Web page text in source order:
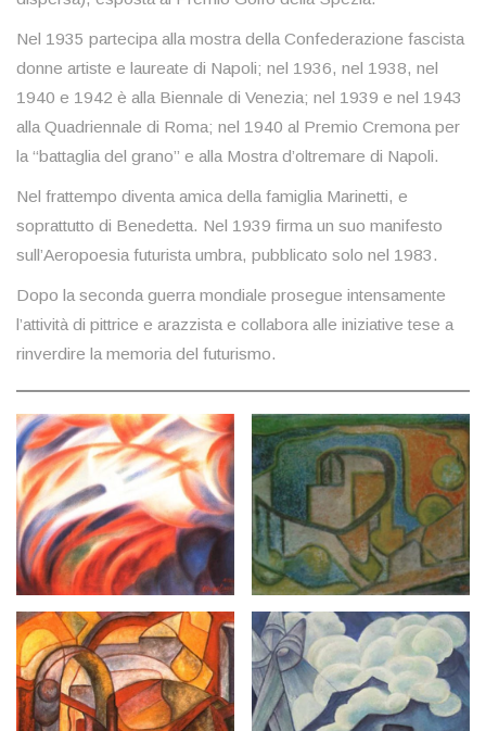
Nel 1935 partecipa alla mostra della Confederazione fascista
donne artiste e laureate di Napoli; nel 1936, nel 1938, nel
1940 e 1942 è alla Biennale di Venezia; nel 1939 e nel 1943
alla Quadriennale di Roma; nel 1940 al Premio Cremona per
la “battaglia del grano” e alla Mostra d’oltremare di Napoli.
Nel frattempo diventa amica della famiglia Marinetti, e
soprattutto di Benedetta. Nel 1939 firma un suo manifesto
sull’Aeropoesia futurista umbra, pubblicato solo nel 1983.
Dopo la seconda guerra mondiale prosegue intensamente
l’attività di pittrice e arazzista e collabora alle iniziative tese a
rinverdire la memoria del futurismo.